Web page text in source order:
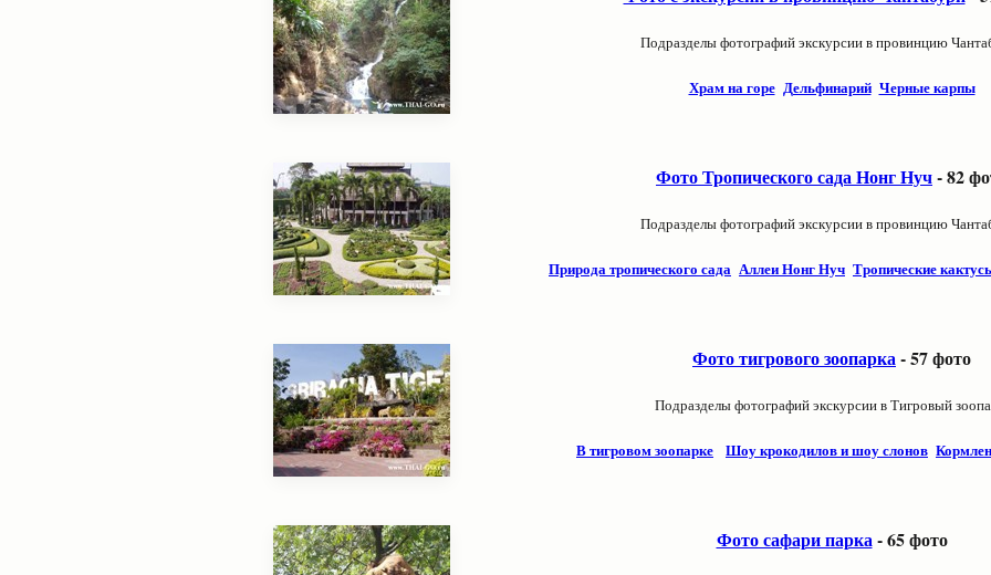
Подразделы фотографий экскурсии в провинцию
Храм на горе Дельфинарий Черные карпы
Фото Тропического сада Нонг Нуч- 82
Подразделы фотографий экскурсии в провинцию
Природа тропического сада Аллеи Нонг Нуч Тропические
Фото тигрового зоопарка- 57 фото
Подразделы фотографий экскурсии в Тигровый
В тигровом зоопарке Шоу крокодилов и шоу слонов
Фото сафари парка- 65 фото